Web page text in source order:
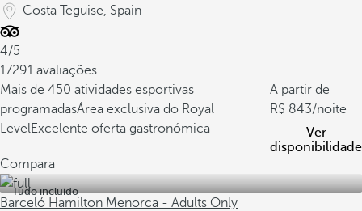
Costa Teguise, Spain
4/5
17291 avaliações
Mais de 450 atividades esportivas
programadasÁrea exclusiva do Royal
LevelExcelente oferta gastronómica
A partir de
843/noite
Ver
disponibilidade
Compara
Tudo incluído
Barceló Hamilton Menorca - Adults Only